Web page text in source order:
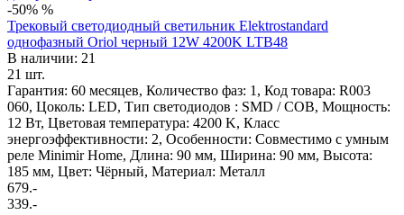
-50% %
Трековый светодиодный светильник Elektrostandard
однофазный Oriol черный 12W 4200K LTB48
В наличии: 21
21 шт.
Гарантия: 60 месяцев, Количество фаз: 1, Код товара: R003
060, Цоколь: LED, Тип светодиодов : SMD / COB, Мощность:
12 Вт, Цветовая температура: 4200 K, Класс
энергоэффективности: 2, Особенности: Cовместимо с умным
реле Minimir Home, Длина: 90 мм, Ширина: 90 мм, Высота:
185 мм, Цвет: Чёрный, Материал: Металл
679.-
339.-